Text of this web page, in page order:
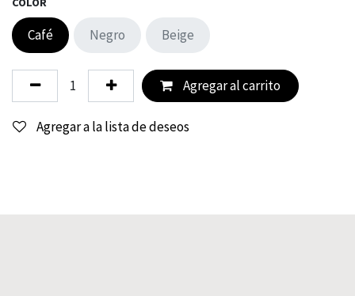
Café Negro Beige
Agregar al carrito
Agregar a la lista de deseos